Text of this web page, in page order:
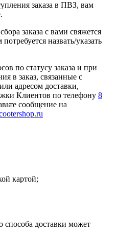
заказа в ПВЗ, вам
заказа с вами свяжется
назвать/указать
по статусу заказа и при
в заказ, связанные с
адресом доставки,
Клиентов по телефону 8
сообщение на
картой;
способа доставки может